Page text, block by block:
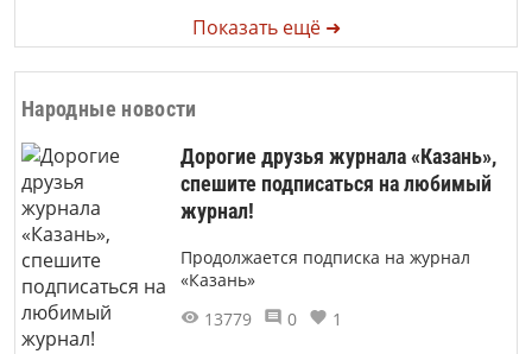
Показать ещё ➜
Народные новости
Дорогие друзья журнала «Казань»,
спешите подписаться на любимый
журнал!
Продолжается подписка на журнал
«Казань»
13779
0 1